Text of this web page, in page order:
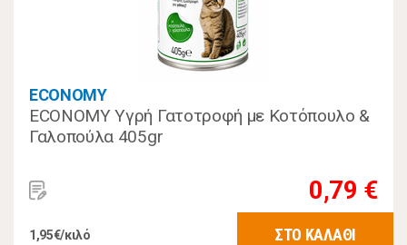
ECONOMY
ECONOMY Υγρή Γατοτροφή με Κοτόπουλο &
Γαλοπούλα 405gr
0,79 €
1,95€/κιλό ΣΤΟ ΚΑΛΑΘΙ